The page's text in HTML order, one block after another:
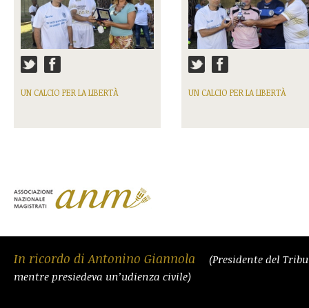
UN CALCIO PER LA LIBERTÀ UN CALCIO PER LA LIBERTÀ
In ricordo di Antonino Giannola
(Presidente del
mentre presiedeva un’udienza civile)